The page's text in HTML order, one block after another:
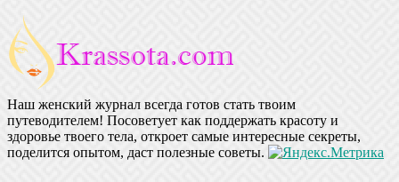
Наш женский журнал всегда готов стать твоим
путеводителем! Посоветует как поддержать красоту и
здоровье твоего тела, откроет самые интересные секреты,
поделится опытом, даст полезные советы.